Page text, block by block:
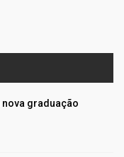
nova graduação